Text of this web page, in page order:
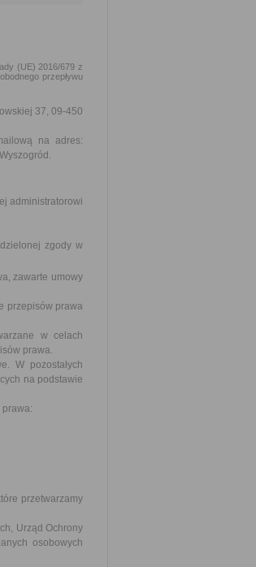
(UE) 2016/679 z
przepływu
37, 09-450
na adres:
administratorowi
zgody w
zawarte umowy
przepisów prawa
w celach
prawa.
W pozostałych
na podstawie
przetwarzamy
Urząd Ochrony
osobowych